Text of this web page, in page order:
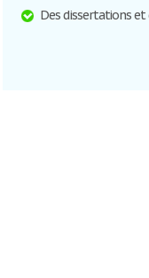
Des dissertations